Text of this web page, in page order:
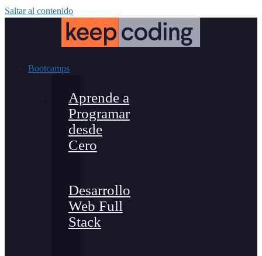
Saltar al contenido
Bootcamps
Aprende a
Programar
desde
Cero
Desarrollo
Web Full
Stack